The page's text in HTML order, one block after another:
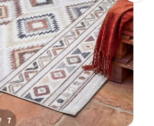
/ 7